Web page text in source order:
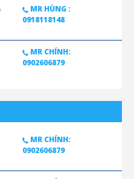
MR HÙNG :
0918118148
MR CHÍNH:
0902606879
MR CHÍNH:
0902606879